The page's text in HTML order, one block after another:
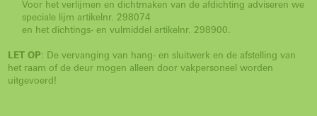
Voor het verlijmen en dichtmaken van de afdichting adviseren we
speciale lijm artikelnr. 298074
en het dichtings- en vulmiddel artikelnr. 298900.
LET OP: De vervanging van hang- en sluitwerk en de afstelling van
het raam of de deur mogen alleen door vakpersoneel worden
uitgevoerd!